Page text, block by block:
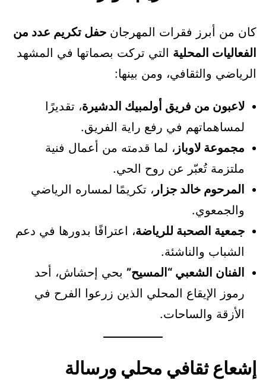
كان من أبرز فقرات المهرجان حفل تكريم عدد من
الفعاليات المحلية التي تركت بصماتها في المشهد
الرياضي والثقافي، ومن بينها:
لاعبون من فريق أولمبيك الدشيرة، تقديرًا
لمساهماتهم في رفع راية الفريق.
مجموعة لاوباز ، لما قدمته من أعمال فنية
ملتزمة تُعبّر عن روح الحي.
المرحوم خالد جزار ، تكريمًا لمساره الرياضي
والجمعوي.
جمعية الصحبة للرياضة، اعترافًا بدورها في دعم
الشباب والناشئة.
الفنان الشعبي “المسيح” بحي إحشاش، أحد
رموز الإيقاع المحلي الذين زرعوا الفرح في
الأزقة والساحات.
إشعاع ثقافي محلي ورسالة